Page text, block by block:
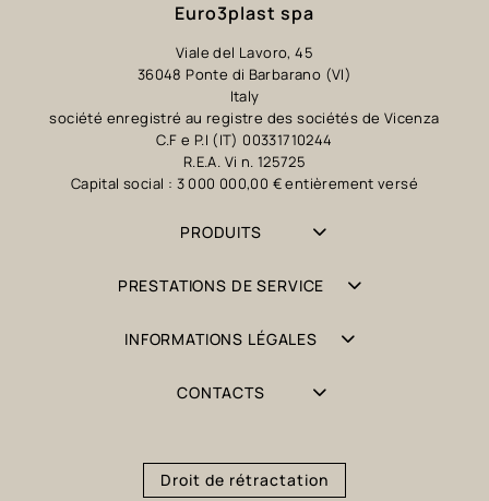
Euro3plast spa
Viale del Lavoro, 45
36048 Ponte di Barbarano (VI)
Italy
société enregistré au registre des sociétés de Vicenza
C.F e P.I (IT) 00331710244
R.E.A. Vi n. 125725
Capital social : 3 000 000,00 € entièrement versé
PRODUITS
PRESTATIONS DE SERVICE
INFORMATIONS LÉGALES
CONTACTS
Droit de rétractation